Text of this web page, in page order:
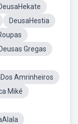
DeusaHestia
Gregas
Amrinheiros
Miké